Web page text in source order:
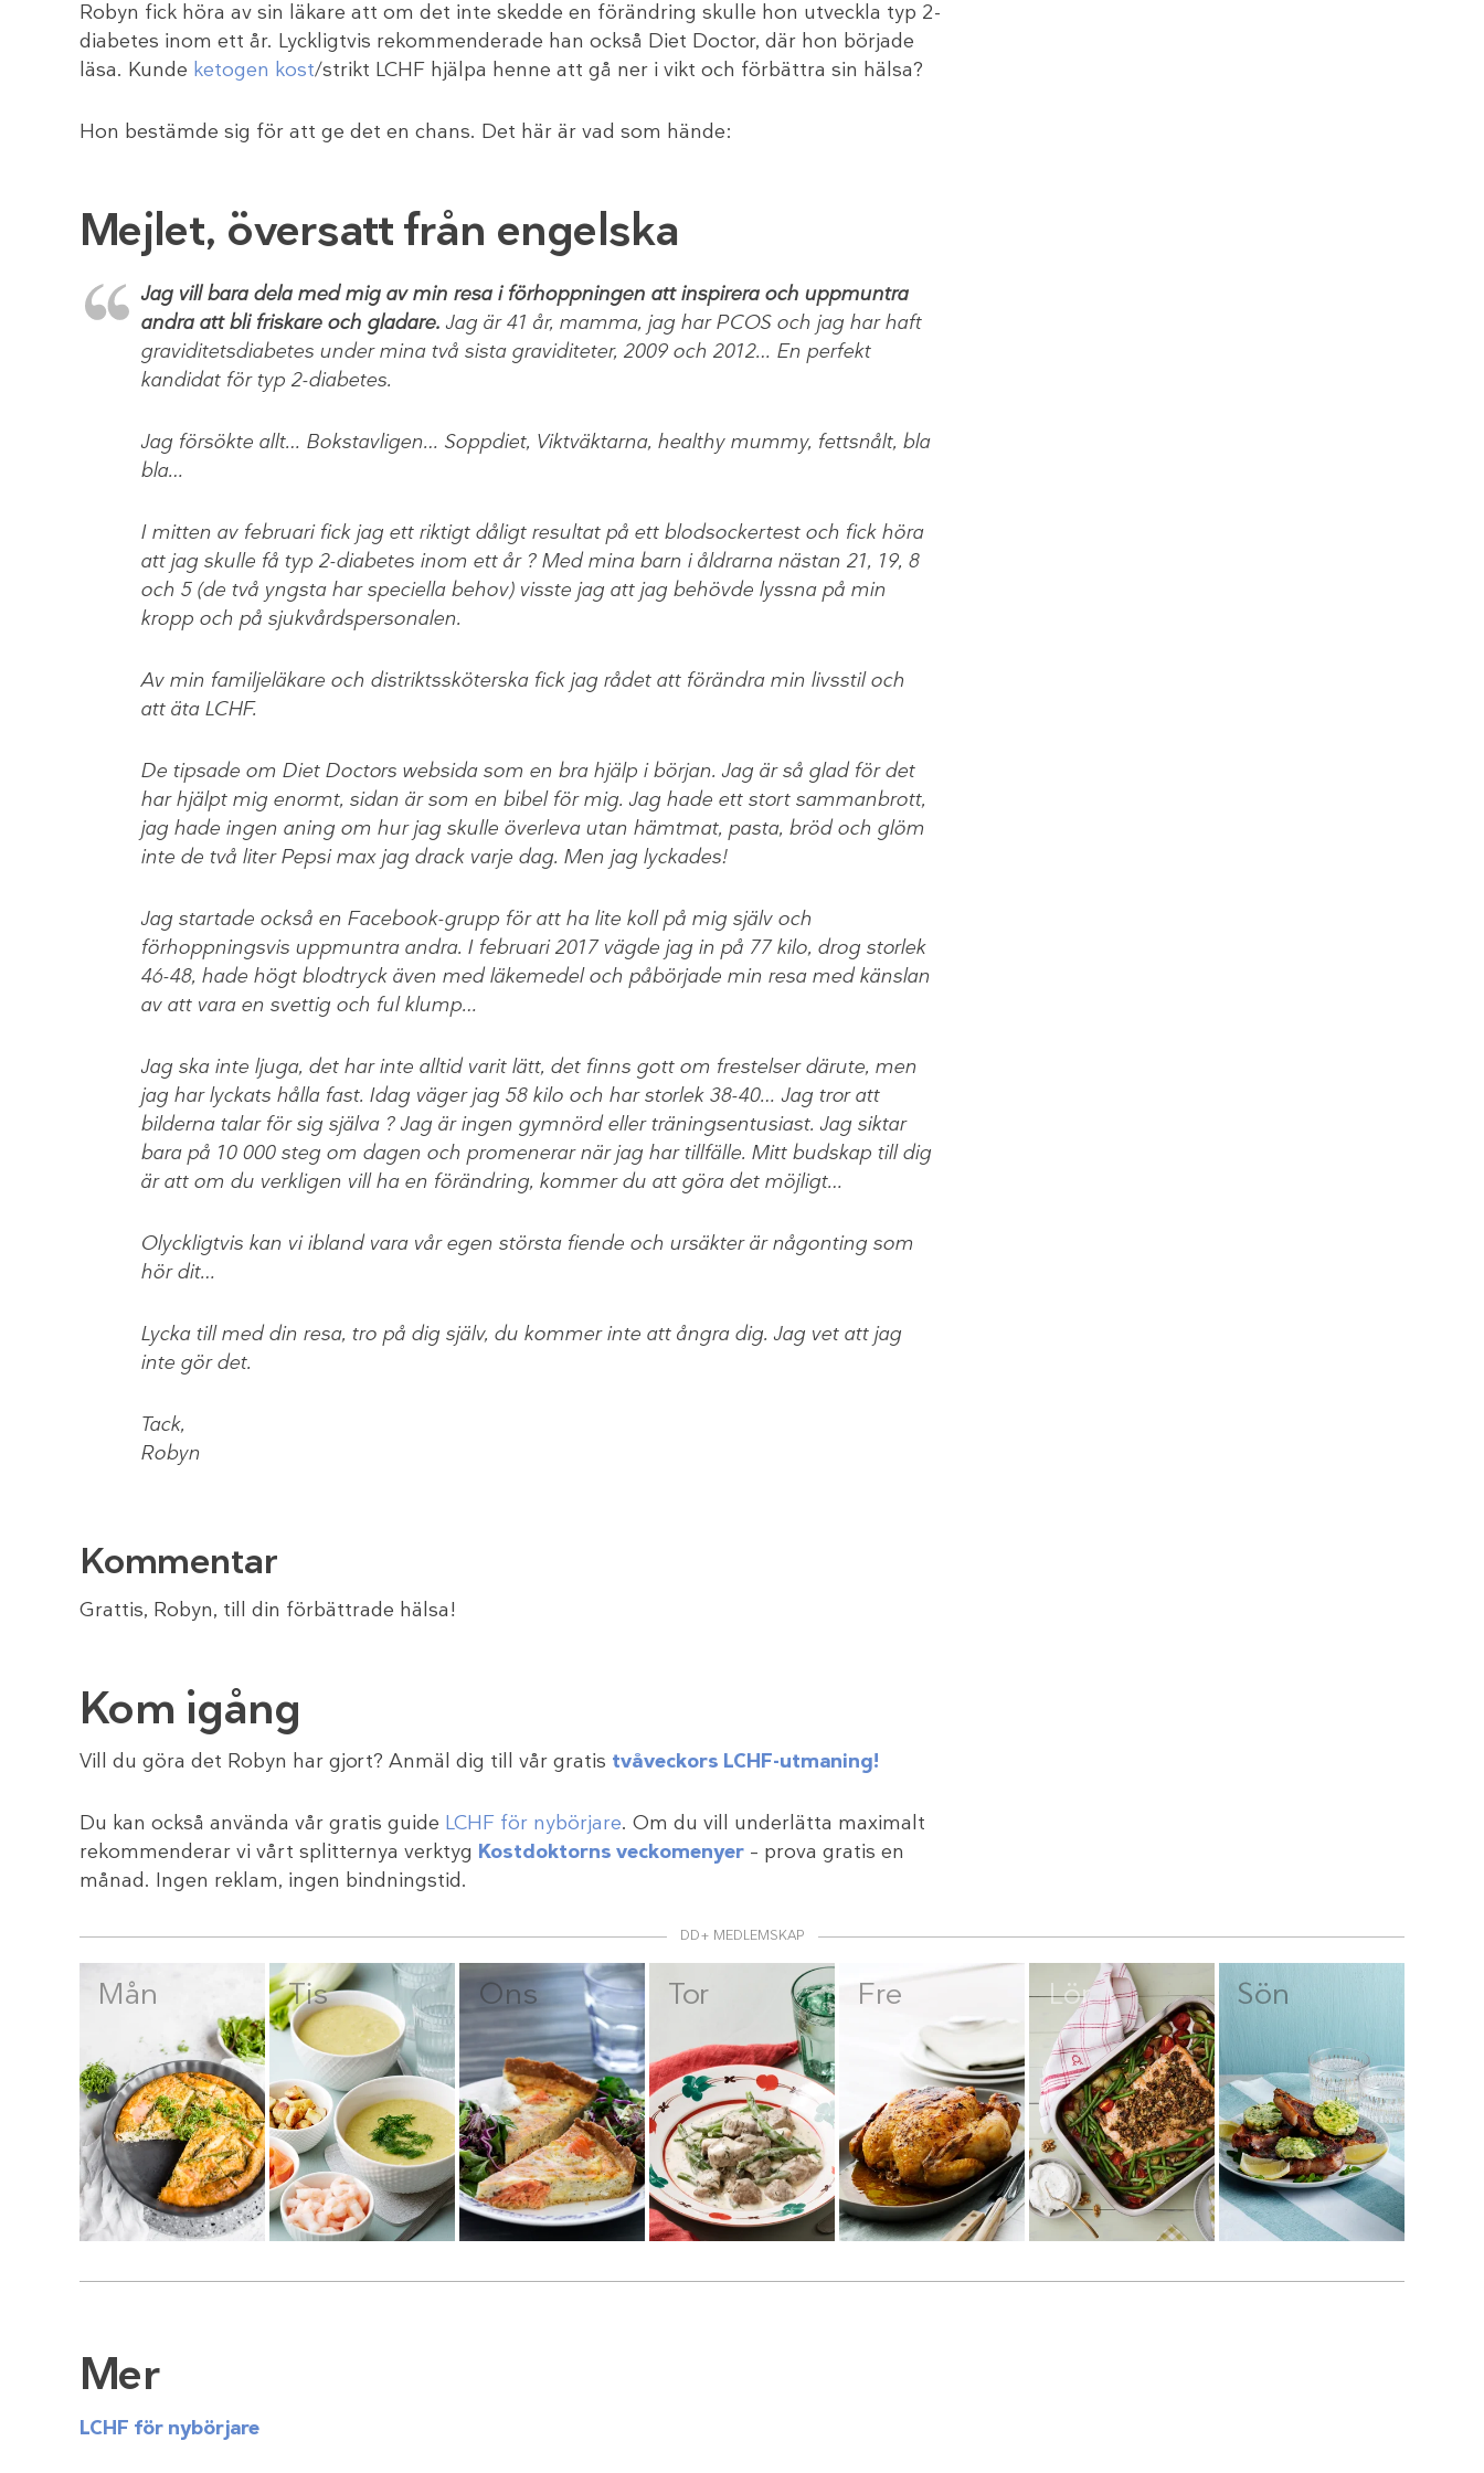
Robyn fick höra av sin läkare att om det inte skedde en förändring skulle hon utveckla typ 2-
diabetes inom ett år. Lyckligtvis rekommenderade han också Diet Doctor, där hon började
läsa. Kunde ketogen kost/strikt LCHF hjälpa henne att gå ner i vikt och förbättra sin hälsa?
Hon bestämde sig för att ge det en chans. Det här är vad som hände:
Mejlet, översatt från engelska
Jag vill bara dela med mig av min resa i förhoppningen att inspirera och uppmuntra
andra att bli friskare och gladare. Jag är 41 år, mamma, jag har PCOS och jag har haft
graviditetsdiabetes under mina två sista graviditeter, 2009 och 2012… En perfekt
kandidat för typ 2-diabetes.
Jag försökte allt… Bokstavligen… Soppdiet, Viktväktarna, healthy mummy, fettsnålt, bla
bla…
I mitten av februari fick jag ett riktigt dåligt resultat på ett blodsockertest och fick höra
att jag skulle få typ 2-diabetes inom ett år ? Med mina barn i åldrarna nästan 21, 19, 8
och 5 (de två yngsta har speciella behov) visste jag att jag behövde lyssna på min
kropp och på sjukvårdspersonalen.
Av min familjeläkare och distriktssköterska fick jag rådet att förändra min livsstil och
att äta LCHF.
De tipsade om Diet Doctors websida som en bra hjälp i början. Jag är så glad för det
har hjälpt mig enormt, sidan är som en bibel för mig. Jag hade ett stort sammanbrott,
jag hade ingen aning om hur jag skulle överleva utan hämtmat, pasta, bröd och glöm
inte de två liter Pepsi max jag drack varje dag. Men jag lyckades!
Jag startade också en Facebook-grupp för att ha lite koll på mig själv och
förhoppningsvis uppmuntra andra. I februari 2017 vägde jag in på 77 kilo, drog storlek
46-48, hade högt blodtryck även med läkemedel och påbörjade min resa med känslan
av att vara en svettig och ful klump…
Jag ska inte ljuga, det har inte alltid varit lätt, det finns gott om frestelser därute, men
jag har lyckats hålla fast. Idag väger jag 58 kilo och har storlek 38-40… Jag tror att
bilderna talar för sig själva ? Jag är ingen gymnörd eller träningsentusiast. Jag siktar
bara på 10 000 steg om dagen och promenerar när jag har tillfälle. Mitt budskap till dig
är att om du verkligen vill ha en förändring, kommer du att göra det möjligt…
Olyckligtvis kan vi ibland vara vår egen största fiende och ursäkter är någonting som
hör dit…
Lycka till med din resa, tro på dig själv, du kommer inte att ångra dig. Jag vet att jag
inte gör det.
Tack,
Robyn
Kommentar
Grattis, Robyn, till din förbättrade hälsa!
Kom igång
Vill du göra det Robyn har gjort? Anmäl dig till vår gratis tvåveckors LCHF-utmaning!
Du kan också använda vår gratis guide LCHF för nybörjare. Om du vill underlätta maximalt
rekommenderar vi vårt splitternya verktyg Kostdoktorns veckomenyer – prova gratis en
månad. Ingen reklam, ingen bindningstid.
DD+ MEDLEMSKAP
Mån Tis Ons Tor Fre Lör Sön
Mer
LCHF för nybörjare